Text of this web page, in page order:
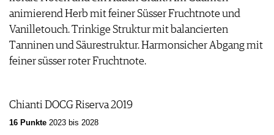
animierend Herb mit feiner Süsser Fruchtnote und
Vanilletouch. Trinkige Struktur mit balancierten
Tanninen und Säurestruktur. Harmonsicher Abgang mit
feiner süsser roter Fruchtnote.
Chianti DOCG Riserva 2019
16 Punkte 2023 bis 2028